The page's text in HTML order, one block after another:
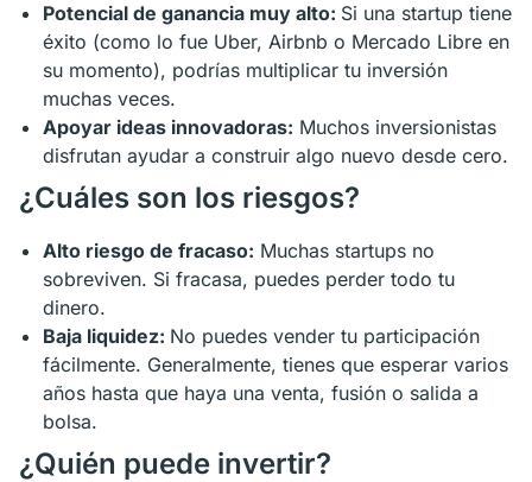
Potencial de ganancia muy alto: Si una startup tiene
éxito (como lo fue Uber, Airbnb o Mercado Libre en
su momento), podrías multiplicar tu inversión
muchas veces.
Apoyar ideas innovadoras: Muchos inversionistas
disfrutan ayudar a construir algo nuevo desde cero.
¿Cuáles son los riesgos?
Alto riesgo de fracaso: Muchas startups no
sobreviven. Si fracasa, puedes perder todo tu
dinero.
Baja liquidez: No puedes vender tu participación
fácilmente. Generalmente, tienes que esperar varios
años hasta que haya una venta, fusión o salida a
bolsa.
¿Quién puede invertir?